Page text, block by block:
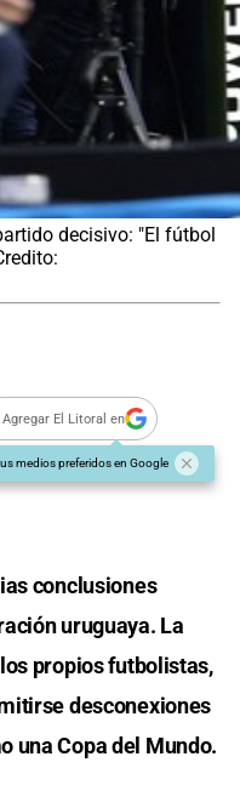
decisivo: "El fútbol
Agregar El Litoral en
medios preferidos en Google
conclusiones
uruguaya. La
propios futbolistas,
desconexiones
una Copa del Mundo.